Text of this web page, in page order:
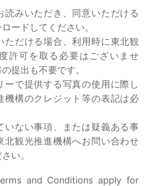
読みいただき、同意いただける
ードしてください。
ただける場合、利用時に東北観
許可を取る必要はございませ
提出も不要です。
ーで提供する写真の使用に際し
機構のクレジット等の表記は必
いない事項、または疑義ある事
北観光推進機構へお問い合わせ
い。
and Conditions apply for